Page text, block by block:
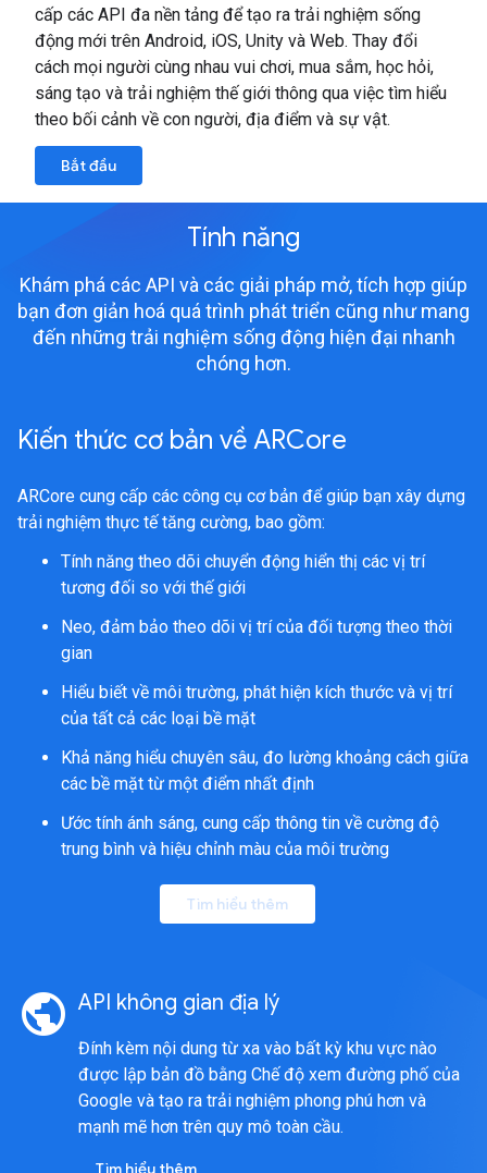
cấp các API đa nền tảng để tạo ra trải nghiệm sống
động mới trên Android, iOS, Unity và Web. Thay đổi
cách mọi người cùng nhau vui chơi, mua sắm, học hỏi,
sáng tạo và trải nghiệm thế giới thông qua việc tìm hiểu
theo bối cảnh về con người, địa điểm và sự vật.
Bắt đầu
Tính năng
Khám phá các API và các giải pháp mở, tích hợp giúp
bạn đơn giản hoá quá trình phát triển cũng như mang
đến những trải nghiệm sống động hiện đại nhanh
chóng hơn.
Kiến thức cơ bản về ARCore
ARCore cung cấp các công cụ cơ bản để giúp bạn xây dựng
trải nghiệm thực tế tăng cường, bao gồm:
Tính năng theo dõi chuyển động hiển thị các vị trí
tương đối so với thế giới
Neo, đảm bảo theo dõi vị trí của đối tượng theo thời
gian
Hiểu biết về môi trường, phát hiện kích thước và vị trí
của tất cả các loại bề mặt
Khả năng hiểu chuyên sâu, đo lường khoảng cách giữa
các bề mặt từ một điểm nhất định
Ước tính ánh sáng, cung cấp thông tin về cường độ
trung bình và hiệu chỉnh màu của môi trường
Tìm hiểu thêm
public API không gian địa lý
Đính kèm nội dung từ xa vào bất kỳ khu vực nào
được lập bản đồ bằng Chế độ xem đường phố của
Google và tạo ra trải nghiệm phong phú hơn và
mạnh mẽ hơn trên quy mô toàn cầu.
Tìm hiểu thêm